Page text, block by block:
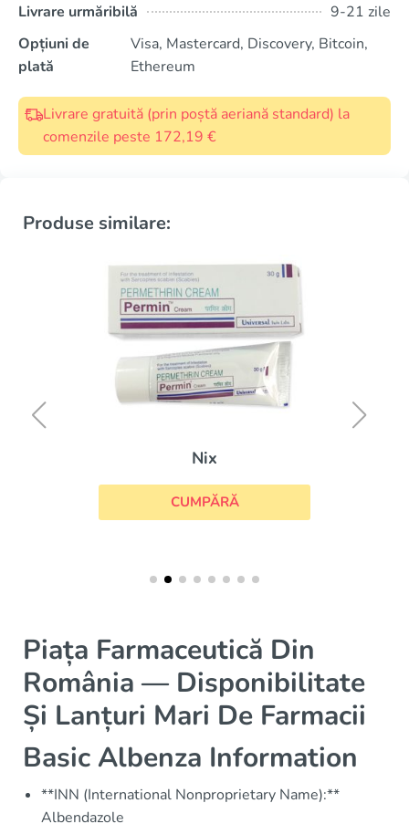
Livrare urmăribilă
9-21 zile
Opțiuni de
plată
Visa, Mastercard, Discovery, Bitcoin,
Ethereum
Livrare gratuită (prin poștă aeriană standard) la
comenzile peste 172,19 €
Produse similare:
Nix
CUMPĂRĂ
Piața Farmaceutică Din
România — Disponibilitate
Și Lanțuri Mari De Farmacii
Basic Albenza Information
**INN (International Nonproprietary Name):**
Albendazole